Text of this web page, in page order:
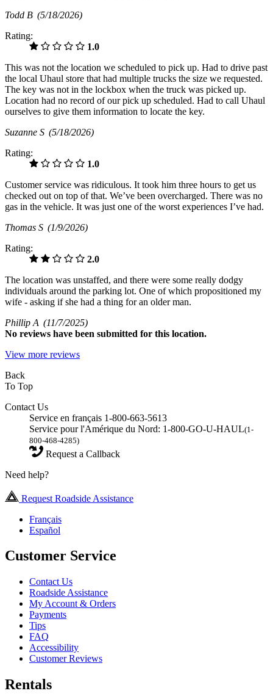
Todd B (5/18/2026)
Rating:
1.0
This was not the location we scheduled to pick up. Had to drive past
the local Uhaul store that had multiple trucks the size we requested.
The key was not in the lockbox when the truck was picked up.
Location had no record of our pick up scheduled. Had to call Uhaul
ourselves to give them information to locate the key.
Suzanne S (5/18/2026)
Rating:
1.0
Customer service was ridiculous. It took him three hours to get us
checked out on top of that. We’ve been overcharged. There was no
gas in the vehicle. It was just one of the worst experiences I’ve had.
Thomas S (1/9/2026)
Rating:
2.0
The location was unstaffed, and there were some really dodgy
individuals around the parking lot. One of which propositioned my
wife - asking if she had a thing for an older man.
Phillip A (11/7/2025)
No reviews have been submitted for this location.
View more reviews
Back
To Top
Contact Us
Service en français 1-800-663-5613
Service pour l'Amérique du Nord: 1-800-GO-U-HAUL(1-
800-468-4285)
Request a Callback
Need help?
Request Roadside Assistance
Français
Español
Customer Service
Contact Us
Roadside Assistance
My Account & Orders
Payments
Tips
FAQ
Accessibility
Customer Reviews
Rentals